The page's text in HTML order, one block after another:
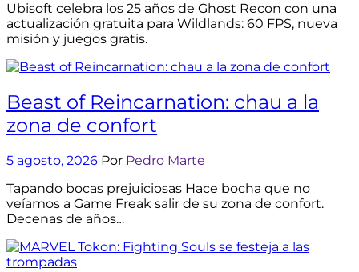
Ubisoft celebra los 25 años de Ghost Recon con una
actualización gratuita para Wildlands: 60 FPS, nueva
misión y juegos gratis.
Beast of Reincarnation: chau a la
zona de confort
5 agosto, 2026 Por Pedro Marte
Tapando bocas prejuiciosas Hace bocha que no
veíamos a Game Freak salir de su zona de confort.
Decenas de años…